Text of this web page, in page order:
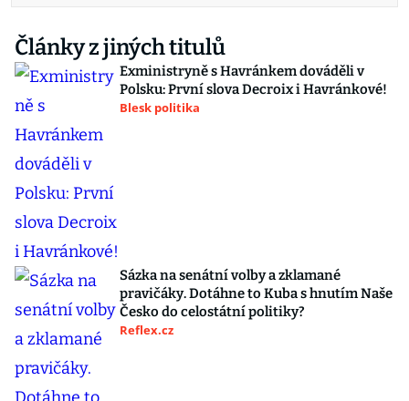
Články z jiných titulů
Exministryně s Havránkem dováděli v
Polsku: První slova Decroix i Havránkové!
Blesk politika
Sázka na senátní volby a zklamané
pravičáky. Dotáhne to Kuba s hnutím Naše
Česko do celostátní politiky?
Reflex.cz